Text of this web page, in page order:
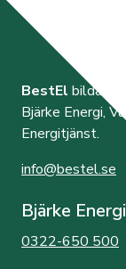
BestEl
Bjärke Energi,
Energitjänst.
info@bestel.se
Bjärke Energi
0322-650 500